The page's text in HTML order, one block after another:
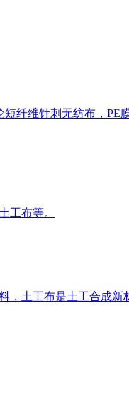
纤维针刺无纺布，PE
工布等。
，土工布是土工合成新